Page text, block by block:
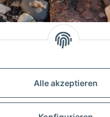
Alle akzeptieren